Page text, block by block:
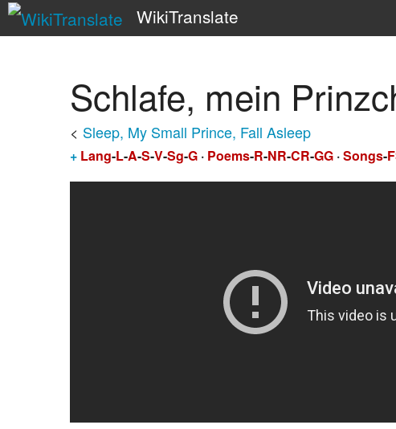
WikiTranslate
Schlafe, mein
< Sleep, My Small Prince, Fall Asleep
+ Lang-L-A-S-V-Sg-G · Poems-R-NR-CR-GG ·Songs-